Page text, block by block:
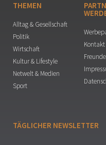
THEMEN
Alltag & Gesellschaft
Politik
Wirtschaft
Kultur & Lifestyle
Netwelt & Medien
Sport
Kontakt
TÄGLICHER NEWSLETTER